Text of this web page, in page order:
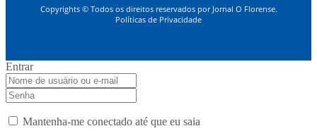
Copyrights © Todos os direitos reservados por Jornal O Florense.
Políticas de Privacidade
Entrar
Mantenha-me conectado até que eu saia